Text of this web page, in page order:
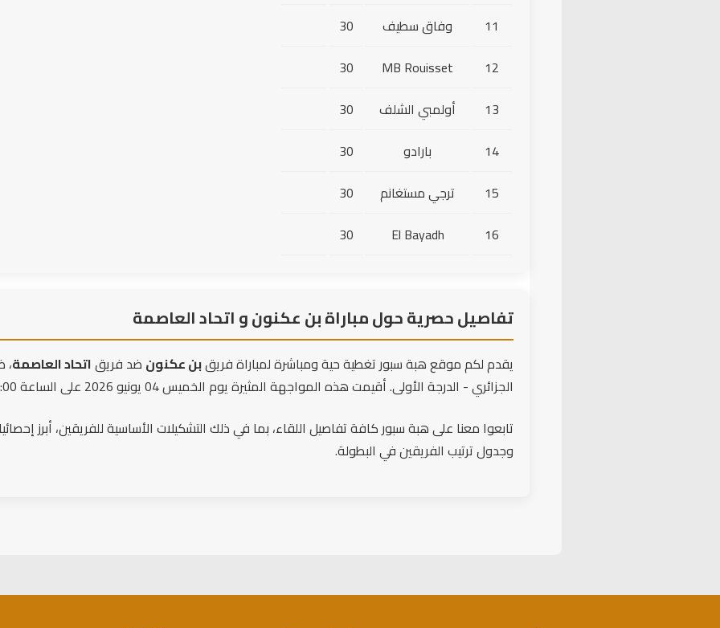
11
وفاق سطيف
30
12
MB Rouisset
30
13
أولمبي الشلف
30
14
بارادو
30
15
ترجي مستغانم
30
16
El Bayadh
30
تفاصيل حصرية حول مباراة بن عكنون و اتحاد العاصمة
يقدم لكم موقع هبة سبور تغطية حية ومباشرة لمباراة فريقبن عكنون ضد فريقاتحاد العاصمة،
الجزائري - الدرجة الأولى. أقيمت هذه المواجهة المثيرة يوم الخميس 04 يونيو 2026 على الساعة 17:00، والتي انتهت بنتيجة 2 - 2.
تابعوا معنا على هبة سبور كافة تفاصيل اللقاء، بما في ذلك التشكيلات الأساسية للفريقين، أبرز
وجدول ترتيب الفريقين في البطولة.